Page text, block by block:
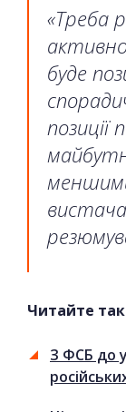
«Треба
буде
позиції
Читайте
З ФСБ до